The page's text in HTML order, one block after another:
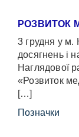
РОЗВИТОК
3 грудня у м.
досягнень і
Наглядової
«Розвиток
[…]
Позначки